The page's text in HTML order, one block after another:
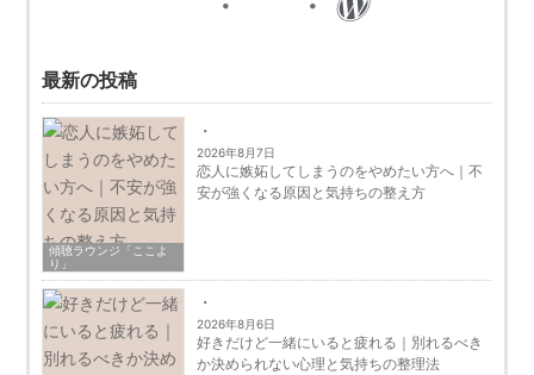
最新の投稿
傾聴ラウンジ「ここよ
り」
2026年8月7日
恋人に嫉妬してしまうのをやめたい方へ｜不
安が強くなる原因と気持ちの整え方
2026年8月6日
好きだけど一緒にいると疲れる｜別れるべき
か決められない心理と気持ちの整理法